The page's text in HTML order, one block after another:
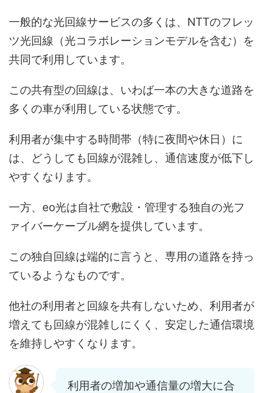
一般的な光回線サービスの多くは、NTTのフレッ
ツ光回線（光コラボレーションモデルを含む）を
共同で利用しています。
この共有型の回線は、いわば一本の大きな道路を
多くの車が利用している状態です。
利用者が集中する時間帯（特に夜間や休日）に
は、どうしても回線が混雑し、通信速度が低下し
やすくなります。
一方、eo光は自社で敷設・管理する独自の光フ
ァイバーケーブル網を提供しています。
この独自回線は端的に言うと、専用の道路を持っ
ているようなものです。
他社の利用者と回線を共有しないため、利用者が
増えても回線が混雑しにくく、安定した通信環境
を維持しやすくなります。
利用者の増加や通信量の増大に合